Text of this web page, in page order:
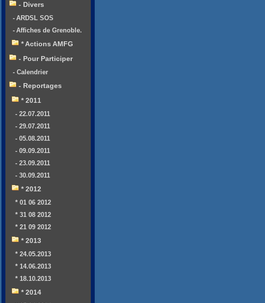
- Divers
- ARDSL SOS
- Affiches de Grenoble.
* Actions AMFG
- Pour Participer
- Calendrier
- Reportages
* 2011
- 22.07.2011
- 29.07.2011
- 05.08.2011
- 09.09.2011
- 23.09.2011
- 30.09.2011
* 2012
* 01 06 2012
* 31 08 2012
* 21 09 2012
* 2013
* 24.05.2013
* 14.06.2013
* 18.10.2013
* 2014